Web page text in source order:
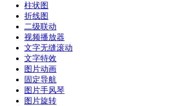
柱状图
折线图
二级联动
视频播放器
文字无缝滚动
文字特效
图片动画
固定导航
图片手风琴
图片旋转